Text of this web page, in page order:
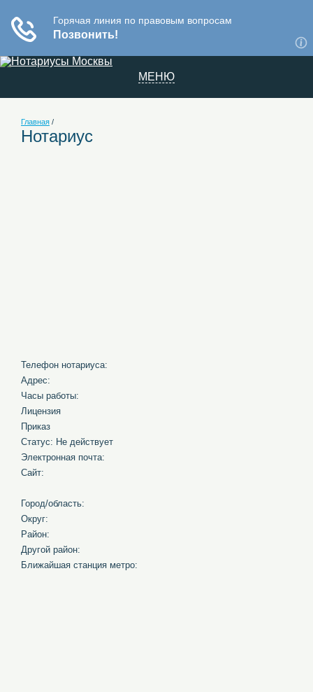
МЕНЮ
Главная /
Нотариус
Телефон нотариуса:
Адрес:
Часы работы:
Лицензия
Приказ
Статус: Не действует
Электронная почта:
Сайт:
Город/область:
Округ:
Район:
Другой район:
Ближайшая станция метро: